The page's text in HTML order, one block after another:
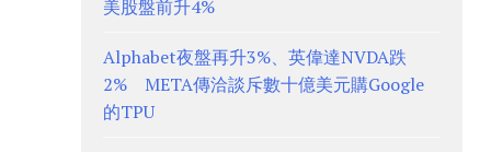
美股盤前升4%
Alphabet夜盤再升3%、英偉達NVDA跌
2% META傳洽談斥數十億美元購Google
的TPU